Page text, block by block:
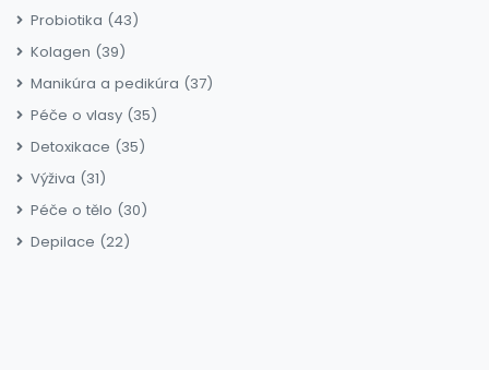
Probiotika (43)
Kolagen (39)
Manikúra a pedikúra (37)
Péče o vlasy (35)
Detoxikace (35)
Výživa (31)
Péče o tělo (30)
Depilace (22)